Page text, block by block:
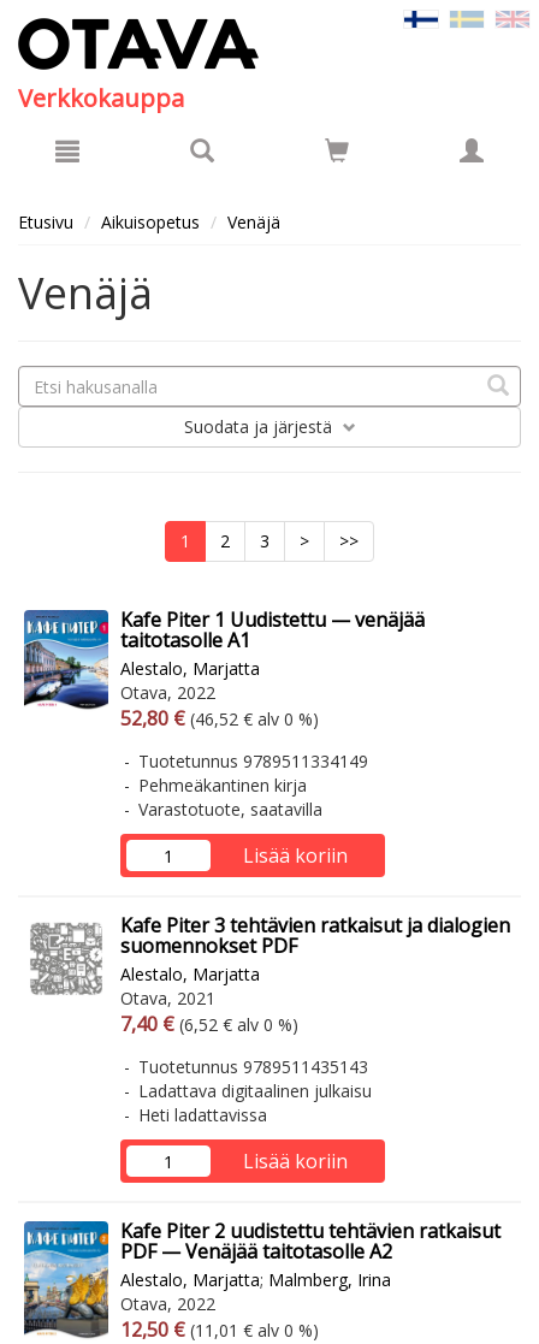
Verkkokauppa
Etusivu Aikuisopetus Venäjä
Venäjä
Suodata ja järjestä
1 2 3 > >>
Kafe Piter 1 Uudistettu — venäjää
taitotasolle A1
Alestalo, Marjatta
Otava, 2022
Arvonlisäverollinen hinta
52,80 € Arvonlisäveroton hinta
(46,52 € alv 0 %)
Tuotetunnus 9789511334149
Pehmeäkantinen kirja
Varastotuote, saatavilla
Lisää koriin
Kafe Piter 3 tehtävien ratkaisut ja dialogien
suomennokset PDF
Alestalo, Marjatta
Otava, 2021
Arvonlisäverollinen hinta
7,40 € Arvonlisäveroton hinta
(6,52 € alv 0 %)
Tuotetunnus 9789511435143
Ladattava digitaalinen julkaisu
Heti ladattavissa
Lisää koriin
Kafe Piter 2 uudistettu tehtävien ratkaisut
PDF — Venäjää taitotasolle A2
Alestalo, Marjatta; Malmberg, Irina
Otava, 2022
Arvonlisäverollinen hinta
12,50 € Arvonlisäveroton hinta
(11,01 € alv 0 %)